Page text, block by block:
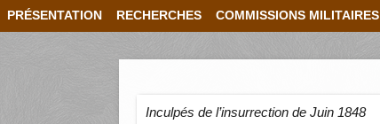
PRÉSENTATION RECHERCHES COMMISSIONS MILITAIRES
Inculpés de l’insurrection de Juin 1848